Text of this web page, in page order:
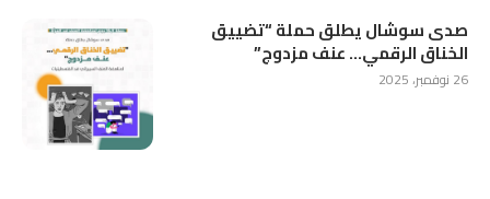
صدى سوشال يطلق حملة “تضييق
الخناق الرقمي… عنف مزدوج”
26 نوفمبر، 2025